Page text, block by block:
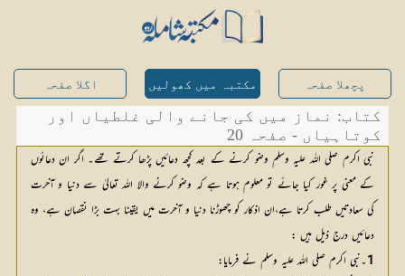
پچھلا صفحہ مکتبہ میں کھولیں اگلا صفحہ
کتاب: نماز میں کی جانے والی غلطیاں اور
کوتاہیاں - صفحہ 20
نبی اکرم صلی اللہ علیہ وسلم وضو کرنے کے بعد کچھ دعائیں پڑھا کرتے تھے۔ اگر ان دعائوں
کے معنی پر غور کیا جائے تو معلوم ہوتا ہے کہ وضو کرنے والا اللہ تعالیٰ سے دنیا و آخرت
کی سعادتیں طلب کرتا ہے،ان اذکار کو چھوڑنا دنیا و آخرت میں یقینا بہت بڑا نقصان ہے، وہ
دعائیں درج ذیل ہیں :
1۔نبی اکرم صلی اللہ علیہ وسلم نے فرمایا: